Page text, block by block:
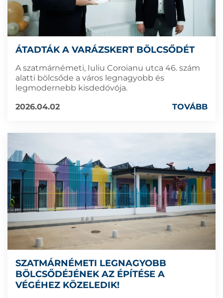
ÁTADTÁK A VARÁZSKERT BÖLCSŐDÉT
A szatmárnémeti, Iuliu Coroianu utca 46. szám
alatti bölcsőde a város legnagyobb és
legmodernebb kisdedóvója.
2026.04.02
TOVÁBB
SZATMÁRNÉMETI LEGNAGYOBB
BÖLCSŐDÉJÉNEK AZ ÉPÍTÉSE A
VÉGÉHEZ KÖZELEDIK!